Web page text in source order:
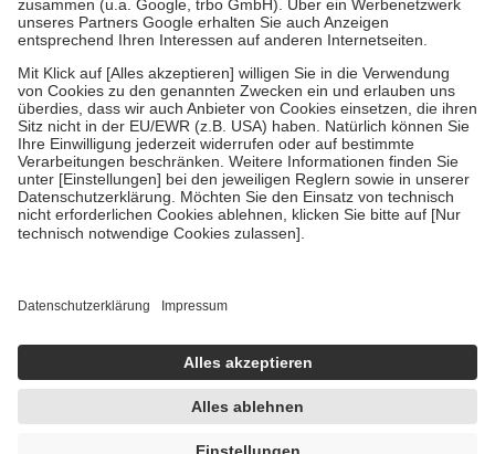
Bei Heilmitteln und häuslicher Krankenpflege beträgt die
Zuzahlung zehn Prozent der Kosten sowie zehn Euro je
Um das Engagement der Versicherten für ihre eigene Gesundheit zu
stärken und die besondere Stellung der Familie zu unterstützen,
fallenkeine Zuzahlungen an bei:
• Kindern und Jugendlichen bis zum vollendeten 18. Lebensjahr
mit Ausnahme der Fahrkosten
• Untersuchungen zur Vorsorge und Früherkennung, die von der
GKV getragen werden
• empfohlenen Schutzimpfungen
Wir nutzen Trusted Shops als unabhängigen Dienstleister für die
getroffen, um sicherzustellen, dass es sich um echte Bewertungen
handelt. Mehr Informationen findest du hier:
https://help.etrusted.com/hc/de/articles/4419944605341
Einige Bilder und Inhalte wurden unter Zuhilfenahme künstlicher